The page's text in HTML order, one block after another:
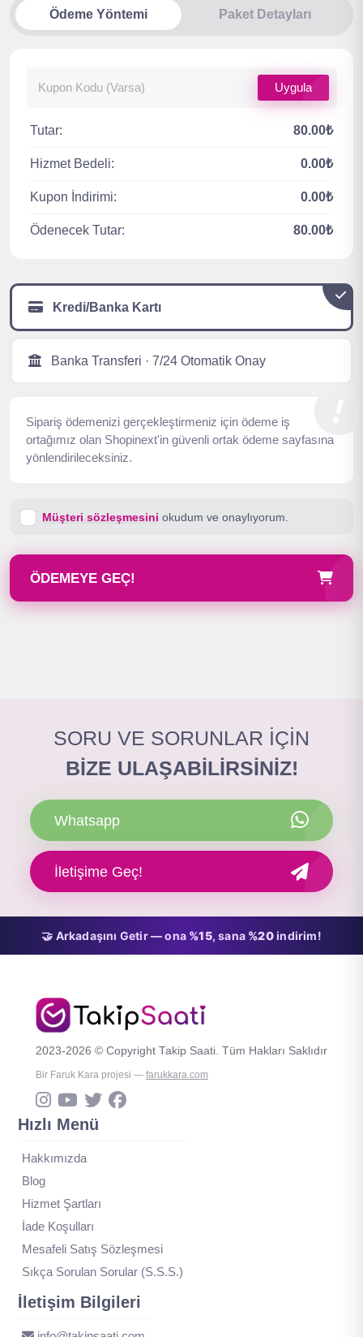
Ödeme Yöntemi Paket Detayları
Uygula
Tutar: 80.00₺
Hizmet Bedeli: 0.00₺
Kupon İndirimi: 0.00₺
Ödenecek Tutar: 80.00₺
Kredi/Banka Kartı
Banka Transferi · 7/24 Otomatik Onay
Sipariş ödemenizi gerçekleştirmeniz için ödeme iş
ortağımız olan Shopinext'in güvenli ortak ödeme sayfasına
yönlendirileceksiniz.
Müşteri sözleşmesini okudum ve onaylıyorum.
ÖDEMEYE GEÇ!
SORU VE SORUNLAR İÇİN
BİZE ULAŞABİLİRSİNİZ!
Whatsapp
İletişime Geç!
🤝 Arkadaşını Getir — ona %15, sana %20indirim!
2023-2026 © Copyright Takip Saati. Tüm Hakları Saklıdır
Bir Faruk Kara projesi — farukkara.com
Hızlı Menü
Hakkımızda
Blog
Hizmet Şartları
İade Koşulları
Mesafeli Satış Sözleşmesi
Sıkça Sorulan Sorular (S.S.S.)
İletişim Bilgileri